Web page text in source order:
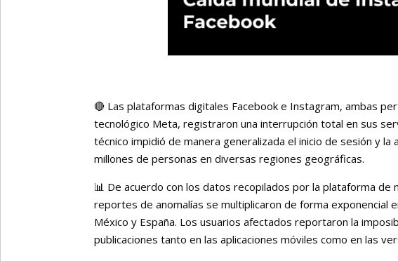
🔴 Las plataformas digitales Facebook e Instagram, ambas
tecnológico Meta, registraron una interrupción total en sus
técnico impidió de manera generalizada el inicio de sesión y la
millones de personas en diversas regiones geográficas.
📊 De acuerdo con los datos recopilados por la plataforma
reportes de anomalías se multiplicaron de forma exponencial
México y España. Los usuarios afectados reportaron la
publicaciones tanto en las aplicaciones móviles como en las